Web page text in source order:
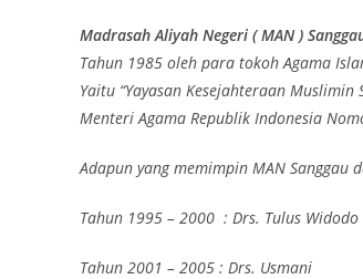
Madrasah Aliyah Negeri ( MAN )
Tahun 1985 oleh para tokoh Agama
Yaitu “Yayasan Kesejahteraan
Menteri Agama Republik Indonesia
Adapun yang memimpin MAN Sanggau
Tahun 1995 – 2000 : Drs. Tulus Widodo
Tahun 2001 – 2005 : Drs. Usmani